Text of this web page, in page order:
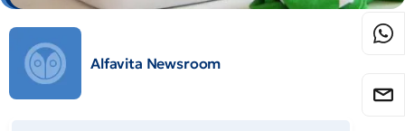
Alfavita Newsroom